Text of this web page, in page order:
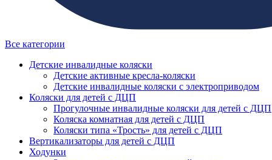
Все категории
Детские инвалидные коляски
Детские активные кресла-коляски
Детские инвалидные коляски с электроприводом
Коляски для детей с ДЦП
Прогулочные инвалидные коляски для детей с ДЦП
Коляска комнатная для детей с ДЦП
Коляски типа «Трость» для детей с ДЦП
Вертикализаторы для детей с ДЦП
Ходунки